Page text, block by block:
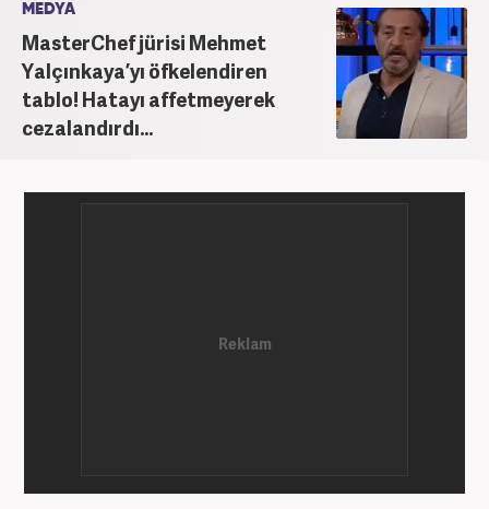
MEDYA
MasterChef jürisi Mehmet
Yalçınkaya’yı öfkelendiren
tablo! Hatayı affetmeyerek
cezalandırdı...